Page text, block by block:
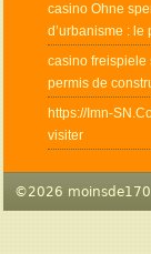
casino Ohne
d’urbanisme :
casino freispiele
permis de
https://Imn-
visiter
©2026